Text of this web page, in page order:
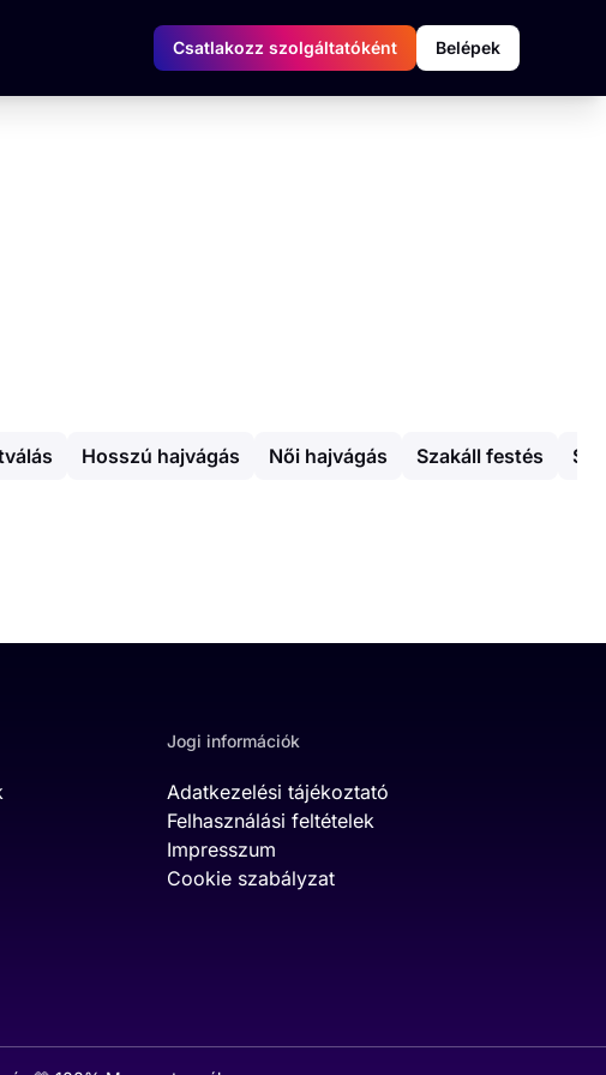
Csatlakozz szolgáltatóként Belépek
Hosszú hajvágás Női hajvágás Szakáll festés
Jogi információk
Adatkezelési tájékoztató
Felhasználási feltételek
Impresszum
Cookie szabályzat